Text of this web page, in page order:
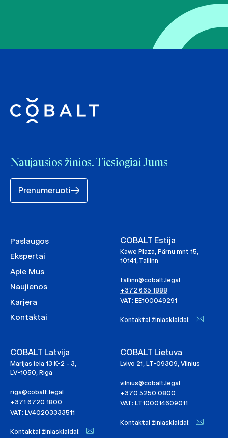
Naujausios žinios. Tiesiogiai Jums
Prenumeruoti
Paslaugos
Ekspertai
Apie Mus
Naujienos
Karjera
Kontaktai
COBALT Estija
Kawe Plaza, Pärnu mnt 15,
10141, Tallinn
tallinn@cobalt.legal
+372 665 1888
VAT: EE100049291
Kontaktai žiniasklaidai:
COBALT Latvija
Marijas iela 13 K-2 - 3,
LV-1050, Riga
riga@cobalt.legal
+371 6720 1800
VAT: LV40203333511
Kontaktai žiniasklaidai:
COBALT Lietuva
Lvivo 21, LT-09309, Vilnius
vilnius@cobalt.legal
+370 5250 0800
VAT: LT100014609011
Kontaktai žiniasklaidai: